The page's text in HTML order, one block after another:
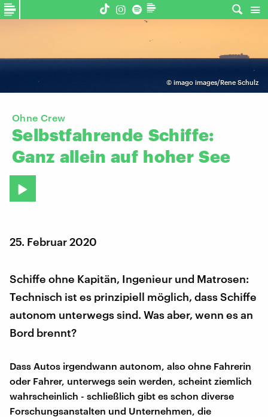
© imago images/Rene Schulz
Ohne Crew
Selbstfahrende Schiffe:
Ganz allein auf hoher See
25. Februar 2020
Schiffe ohne Kapitän, Ingenieur und Matrosen:
Technisch ist es prinzipiell möglich, dass Schiffe
autonom unterwegs sind. Was aber, wenn es an
Bord brennt?
Dass Autos irgendwann autonom, also ohne Fahrerin
oder Fahrer, unterwegs sein werden, scheint ziemlich
wahrscheinlich - schließlich gibt es schon diverse
Forschungsanstalten und Unternehmen, die